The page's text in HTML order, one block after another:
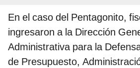
En el caso del Pentagonito,
ingresaron a la Dirección
Administrativa para la
de Presupuesto,